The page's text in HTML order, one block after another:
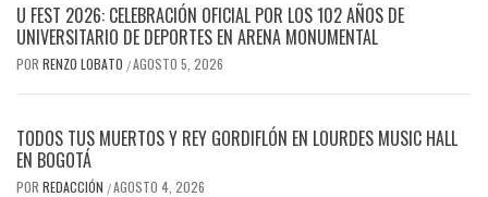
U FEST 2026: CELEBRACIÓN OFICIAL POR LOS 102 AÑOS DE
UNIVERSITARIO DE DEPORTES EN ARENA MONUMENTAL
POR RENZO LOBATO /AGOSTO 5, 2026
TODOS TUS MUERTOS Y REY GORDIFLÓN EN LOURDES MUSIC HALL
EN BOGOTÁ
POR REDACCIÓN /AGOSTO 4, 2026